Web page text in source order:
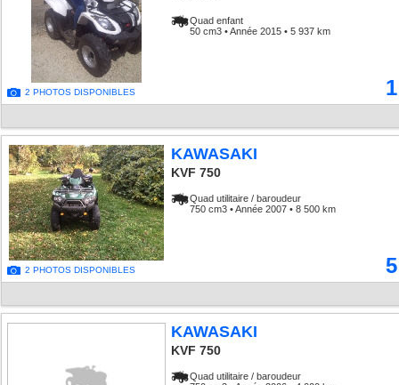
2 PHOTOS DISPONIBLES
Quad enfant
50 cm3 • Année 2015 • 5 937 km
2 PHOTOS DISPONIBLES
KAWASAKI
KVF 750
Quad utilitaire / baroudeur
750 cm3 • Année 2007 • 8 500 km
KAWASAKI
KVF 750
Quad utilitaire / baroudeur